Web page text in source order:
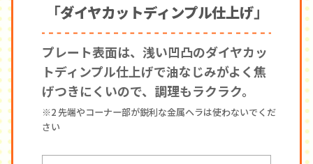
「ダイヤカットディンプル仕上げ」
プレート表面は、浅い凹凸のダイヤカッ
トディンプル仕上げで油なじみがよく焦
げつきにくいので、調理もラクラク。
※2 先端やコーナー部が鋭利な金属ヘラは使わないでくだ
さい